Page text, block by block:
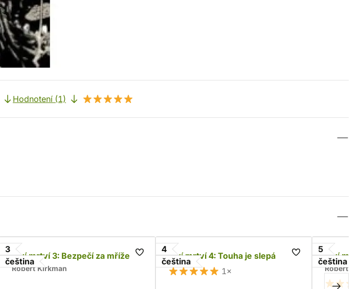
Hodnotení (1)
3
čeština
Živí mrtví 3: Bezpečí za mřížemi
Robert Kirkman
4
čeština
Živí mrtví 4: Touha je slepá
1×
5
čeština
Živí
Robert